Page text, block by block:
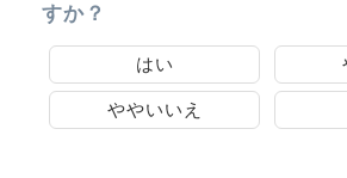
すか？
はい
ややいいえ